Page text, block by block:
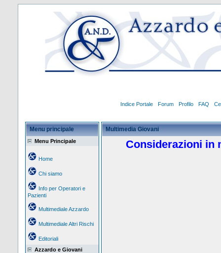
Indice Portale Forum Profilo FAQ
Menu principale
Menu Principale
Home
Chi siamo
Info per Operatori e
Pazienti
Multimediale Azzardo
Multimediale Altri Rischi
Editoriali
Azzardo e Giovani
Multimedia Giovani
Considerazioni in